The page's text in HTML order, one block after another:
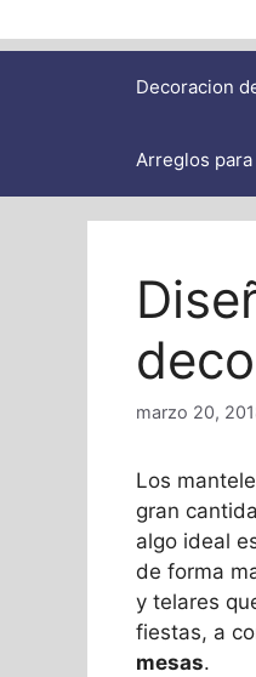
Decoracion
Arreglos
marzo 20,
Los
gran
algo ideal
de forma
y telares
fiestas, a
mesas.